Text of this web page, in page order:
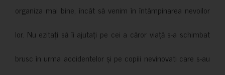
organiza mai bine, încât să venim în întâmpinarea nevoilor
lor. Nu ezitați să îi ajutați pe cei a căror viață s-a schimbat
brusc în urma accidentelor și pe copiii nevinovati care s-au